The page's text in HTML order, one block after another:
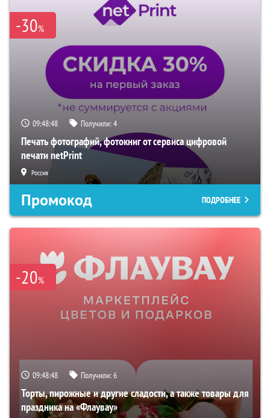
-30%
09:48:47 Получили:4
Печать фотографий, фотокниг от сервиса цифровой
печати netPrint
Россия
Промокод ПОДРОБНЕЕ
-20%
09:48:47 Получили:6
Торты, пирожные и другие сладости, а также товары для
праздника на «Флаувау»